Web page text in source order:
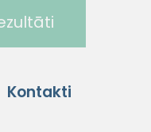
Kontakti